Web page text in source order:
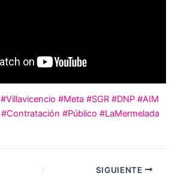
#Villavicencio #Meta #SGR #DNP #AIM
#Contratación #Público #LaMermelada
SIGUIENTE